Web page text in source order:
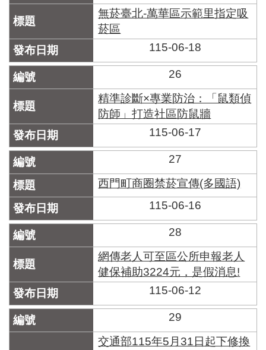
冊
無菸臺北-萬華區示範里指定吸
菸區
115-06-18
26
精準診斷×專業防治：「鼠類偵
防師」打造社區防鼠牆
115-06-17
27
西門町商圈禁菸宣傳(多國語)
115-06-16
28
網傳老人可至區公所申報老人
健保補助3224元，是假消息!
115-06-12
29
交通部115年5月31日起下修換